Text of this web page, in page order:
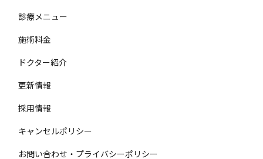
診療メニュー
施術料金
ドクター紹介
更新情報
採用情報
キャンセルポリシー
お問い合わせ・プライバシーポリシー